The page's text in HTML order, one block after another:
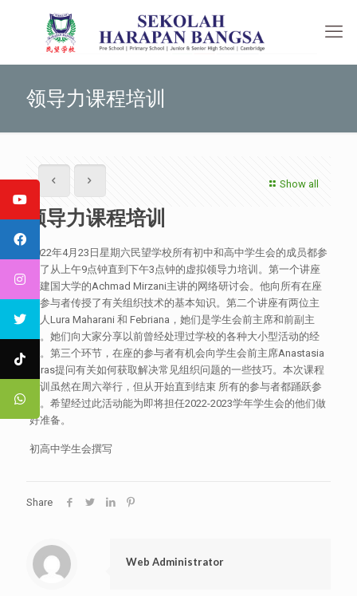
领导力课程培训
Show all
领导力课程培训
2022年4月23日星期六民望学校所有初中和高中学生会的成员都参
与了从上午9点钟直到下午3点钟的虚拟领导力培训。第一个讲座
由建国大学的Achmad Mirzani主讲的网络研讨会。他向所有在座
的参与者传授了有关组织技术的基本知识。第二个讲座有两位主
讲人Lura Maharani 和 Febriana，她们是学生会前主席和前副主
席。她们向大家分享以前曾经处理过学校的各种大小型活动的经
验。第三个环节，在座的参与者有机会向学生会前主席Anastasia
Laras提问有关如何获取解决常见组织问题的一些技巧。本次课程
培训虽然在周六举行，但从开始直到结束 所有的参与者都踊跃参
与。希望经过此活动能为即将担任2022-2023学年学生会的他们做
好准备。
初高中学生会撰写
Share
Web Administrator